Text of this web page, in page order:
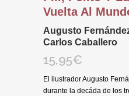
Vuelta Al
Augusto
Carlos Caballero
15,95€
El ilustrador Augusto
durante la decáda de los